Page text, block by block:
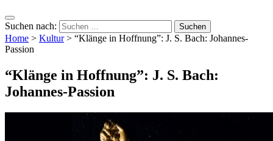
Suchen nach:
Home > Kultur> “Klänge in Hoffnung”: J. S. Bach: Johannes-
Passion
“Klänge in Hoffnung”: J. S. Bach:
Johannes-Passion